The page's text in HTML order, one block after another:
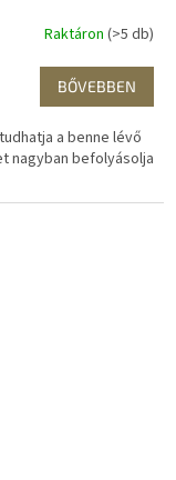
Raktáron (>5 db)
BŐVEBBEN
a benne lévő
nagyban befolyásolja